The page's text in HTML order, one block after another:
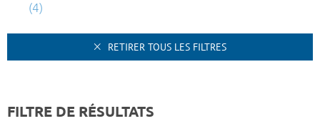
(4)
RETIRER TOUS LES FILTRES
FILTRE DE RÉSULTATS